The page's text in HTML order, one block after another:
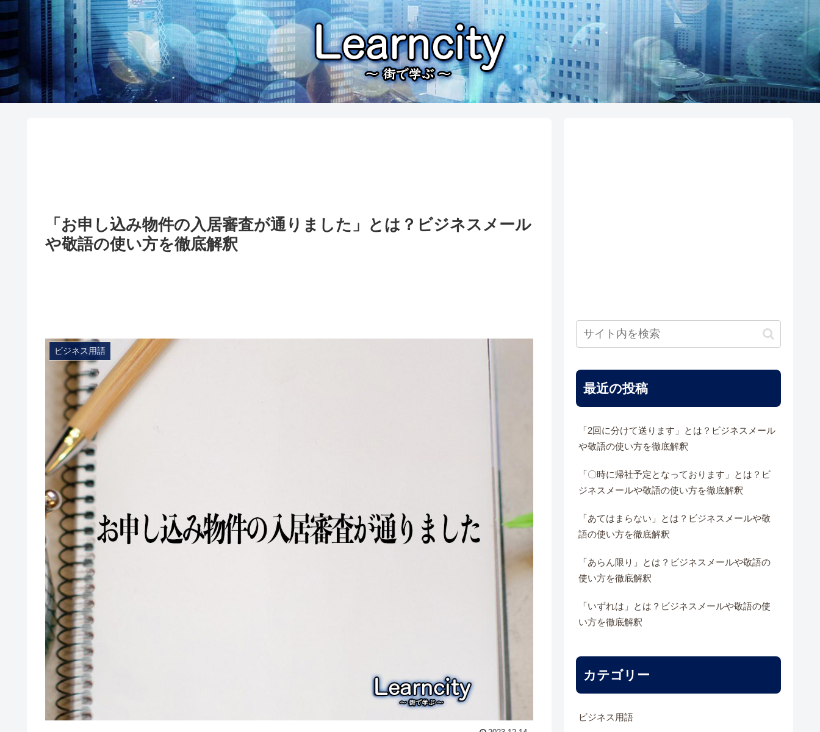
「お申し込み物件の入居審査が通りました」とは？ビジネスメール
や敬語の使い方を徹底解釈
ビジネス用語
最近の投稿
「2回に分けて送ります」とは？ビジネスメール
や敬語の使い方を徹底解釈
「〇時に帰社予定となっております」とは？ビ
ジネスメールや敬語の使い方を徹底解釈
「あてはまらない」とは？ビジネスメールや敬
語の使い方を徹底解釈
「あらん限り」とは？ビジネスメールや敬語の
使い方を徹底解釈
「いずれは」とは？ビジネスメールや敬語の使
い方を徹底解釈
カテゴリー
ビジネス用語